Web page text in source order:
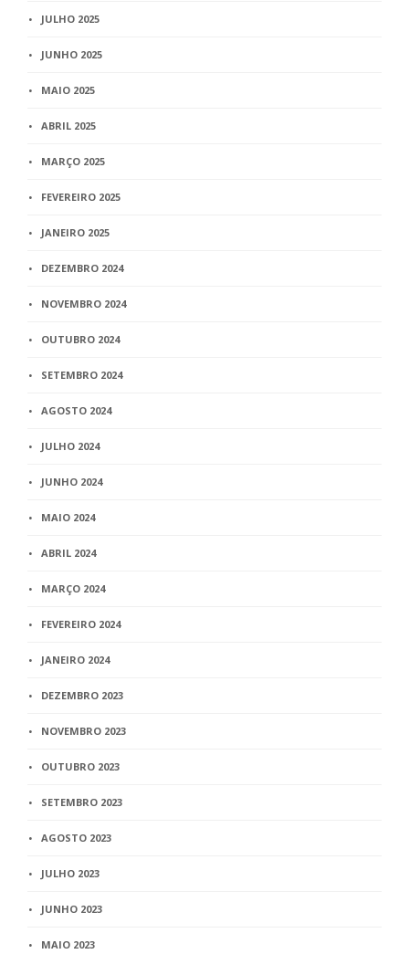
JULHO 2025
JUNHO 2025
MAIO 2025
ABRIL 2025
MARÇO 2025
FEVEREIRO 2025
JANEIRO 2025
DEZEMBRO 2024
NOVEMBRO 2024
OUTUBRO 2024
SETEMBRO 2024
AGOSTO 2024
JULHO 2024
JUNHO 2024
MAIO 2024
ABRIL 2024
MARÇO 2024
FEVEREIRO 2024
JANEIRO 2024
DEZEMBRO 2023
NOVEMBRO 2023
OUTUBRO 2023
SETEMBRO 2023
AGOSTO 2023
JULHO 2023
JUNHO 2023
MAIO 2023